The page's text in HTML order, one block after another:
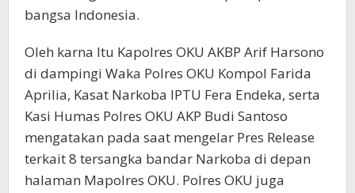
bangsa Indonesia.
Oleh karna Itu Kapolres OKU AKBP Arif Harsono
di dampingi Waka Polres OKU Kompol Farida
Aprilia, Kasat Narkoba IPTU Fera Endeka, serta
Kasi Humas Polres OKU AKP Budi Santoso
mengatakan pada saat mengelar Pres Release
terkait 8 tersangka bandar Narkoba di depan
halaman Mapolres OKU. Polres OKU juga